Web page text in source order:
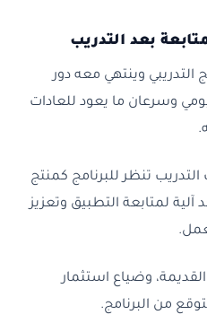
بعد التدريب
التدريبي وينتهي معه دور
وسرعان ما يعود للعادات
تنظر للبرنامج كمنتج
آلية لمتابعة التطبيق وتعزيز
وضياع استثمار
من البرنامج.